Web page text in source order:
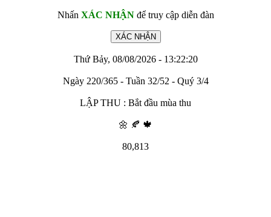
Nhấn XÁC NHẬNđể truy cập diễn đàn
Thứ Bảy, 08/08/2026 - 13:22:20
Ngày 220/365 - Tuần 32/52 - Quý 3/4
LẬP THU : Bắt đầu mùa thu
🌼 🍂 🍁
80,813